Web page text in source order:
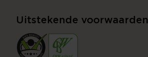
Uitstekende voorwaarden